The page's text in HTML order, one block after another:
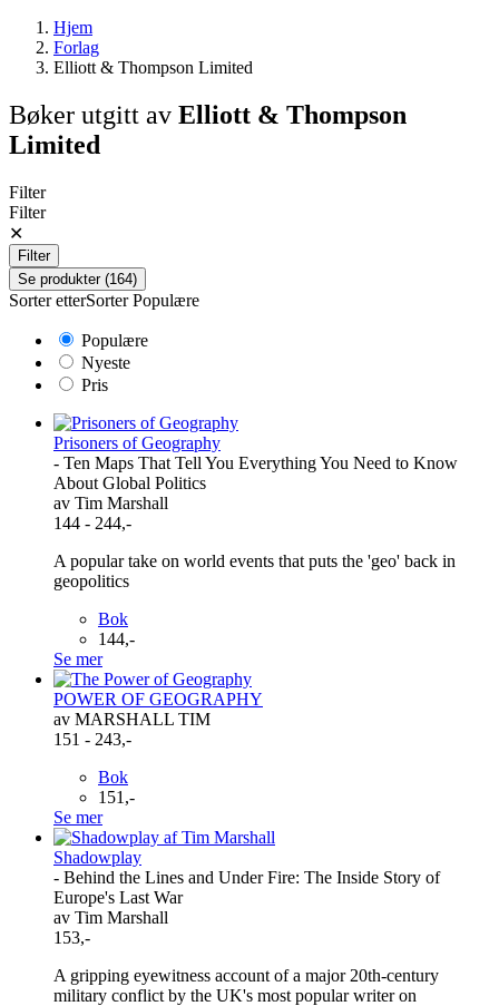
Hjem
Forlag
Elliott & Thompson Limited
Bøker utgitt av Elliott & Thompson
Limited
Filter
Filter
✕
Filter
Se produkter (164)
Sorter etterSorter Populære
Populære
Nyeste
Pris
Prisoners of Geography
- Ten Maps That Tell You Everything You Need to Know
About Global Politics
av Tim Marshall
144 - 244,-
A popular take on world events that puts the 'geo' back in
geopolitics
Bok
144,-
Se mer
POWER OF GEOGRAPHY
av MARSHALL TIM
151 - 243,-
Bok
151,-
Se mer
Shadowplay
- Behind the Lines and Under Fire: The Inside Story of
Europe's Last War
av Tim Marshall
153,-
A gripping eyewitness account of a major 20th-century
military conflict by the UK's most popular writer on